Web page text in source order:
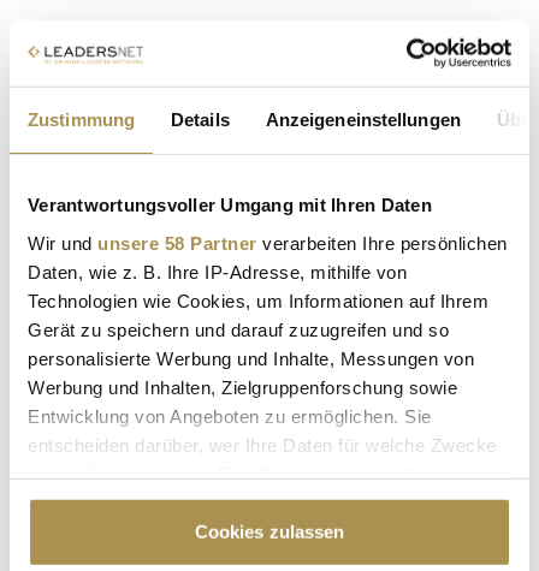
Zustimmung Details Anzeigeneinstellungen
Verantwortungsvoller Umgang mit Ihren Daten
Wir und unsere 58 Partner verarbeiten Ihre persönlichen
Daten, wie z. B. Ihre IP-Adresse, mithilfe von
Technologien wie Cookies, um Informationen auf Ihrem
Gerät zu speichern und darauf zuzugreifen und so
personalisierte Werbung und Inhalte, Messungen von
Werbung und Inhalten, Zielgruppenforschung sowie
Entwicklung von Angeboten zu ermöglichen. Sie
entscheiden darüber, wer Ihre Daten für welche Zwecke
Cookie-Erklärung oder durch Klicken auf das Privacy
Trigger Symbol ändern oder widerrufen
Cookies zulassen